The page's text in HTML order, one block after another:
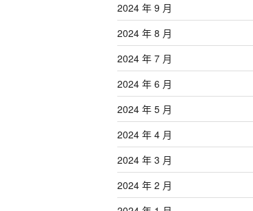
2024 年 9 月
2024 年 8 月
2024 年 7 月
2024 年 6 月
2024 年 5 月
2024 年 4 月
2024 年 3 月
2024 年 2 月